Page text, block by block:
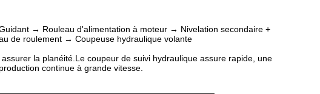
→ Rouleau d'alimentation à moteur → Nivelation secondaire +
de roulement → Coupeuse hydraulique volante
la planéité.Le coupeur de suivi hydraulique assure rapide, une
continue à grande vitesse.